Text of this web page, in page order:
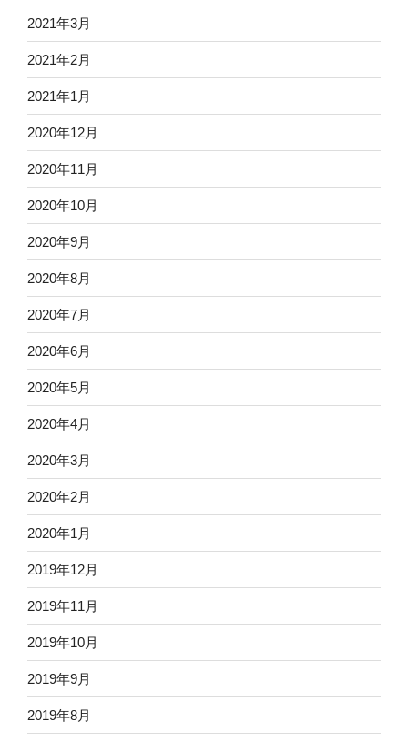
2021年3月
2021年2月
2021年1月
2020年12月
2020年11月
2020年10月
2020年9月
2020年8月
2020年7月
2020年6月
2020年5月
2020年4月
2020年3月
2020年2月
2020年1月
2019年12月
2019年11月
2019年10月
2019年9月
2019年8月